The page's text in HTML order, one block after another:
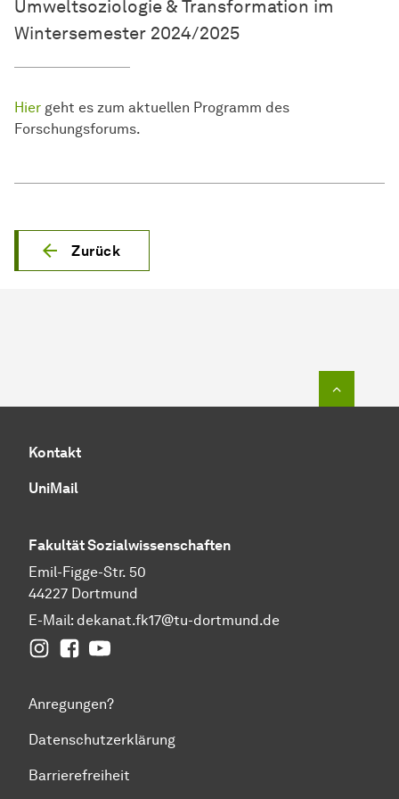
Umweltsoziologie & Transformation im
Wintersemester 2024/2025
Hier geht es zum aktuellen Programm des
Forschungsforums.
Zurück
Kontakt
UniMail
FakultätSozial­wissen­schaften
Emil-Figge-Str. 50
44227 Dortmund
E-Mail: dekanat.fk17@tu-dortmund.de
InstagramFacebook
YouTube
Anregungen?
Datenschutzerklärung
Barrierefreiheit